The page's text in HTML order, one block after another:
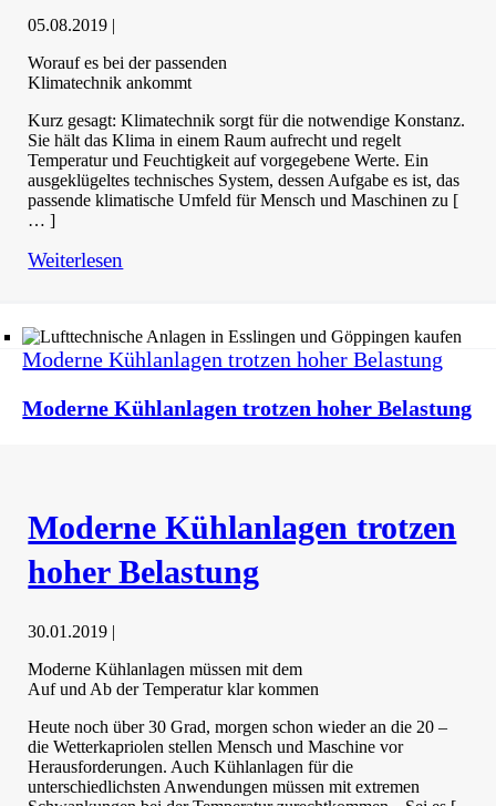
05.08.2019 |
Worauf es bei der passenden
Klimatechnik ankommt
Kurz gesagt: Klimatechnik sorgt für die notwendige Konstanz.
Sie hält das Klima in einem Raum aufrecht und regelt
Temperatur und Feuchtigkeit auf vorgegebene Werte. Ein
ausgeklügeltes technisches System, dessen Aufgabe es ist, das
passende klimatische Umfeld für Mensch und Maschinen zu [
… ]
Weiterlesen
Moderne Kühlanlagen trotzen hoher Belastung
Moderne Kühlanlagen trotzen hoher Belastung
Moderne Kühlanlagen trotzen
hoher Belastung
30.01.2019 |
Moderne Kühlanlagen müssen mit dem
Auf und Ab der Temperatur klar kommen
Heute noch über 30 Grad, morgen schon wieder an die 20 –
die Wetterkapriolen stellen Mensch und Maschine vor
Herausforderungen. Auch Kühlanlagen für die
unterschiedlichsten Anwendungen müssen mit extremen